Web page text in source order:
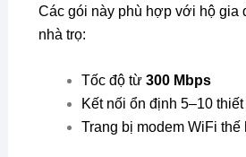
Các gói này phù hợp với hộ gia
nhà trọ:
Tốc độ từ 300 Mbps
Kết nối ổn định 5–10 thiết
Trang bị modem WiFi thế